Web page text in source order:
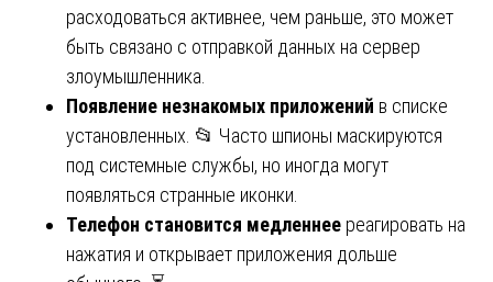
расходоваться активнее, чем раньше, это может
быть связано с отправкой данных на сервер
злоумышленника.
Появление незнакомых приложений в списке
установленных. 📂 Часто шпионы маскируются
под системные службы, но иногда могут
появляться странные иконки.
Телефон становится медленнее реагировать на
нажатия и открывает приложения дольше